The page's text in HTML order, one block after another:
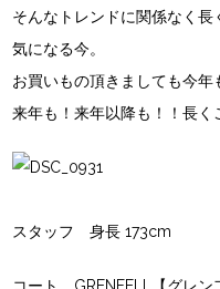
そんなトレンドに関係なく
気になる今。
お買いもの頂きましても今
来年も！来年以降も！！長く
スタッフ 身長 173cm